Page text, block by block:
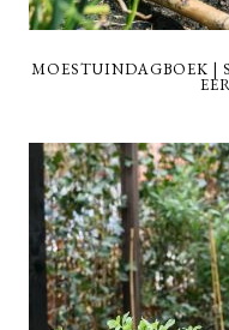
MOESTUINDAGBOEK |